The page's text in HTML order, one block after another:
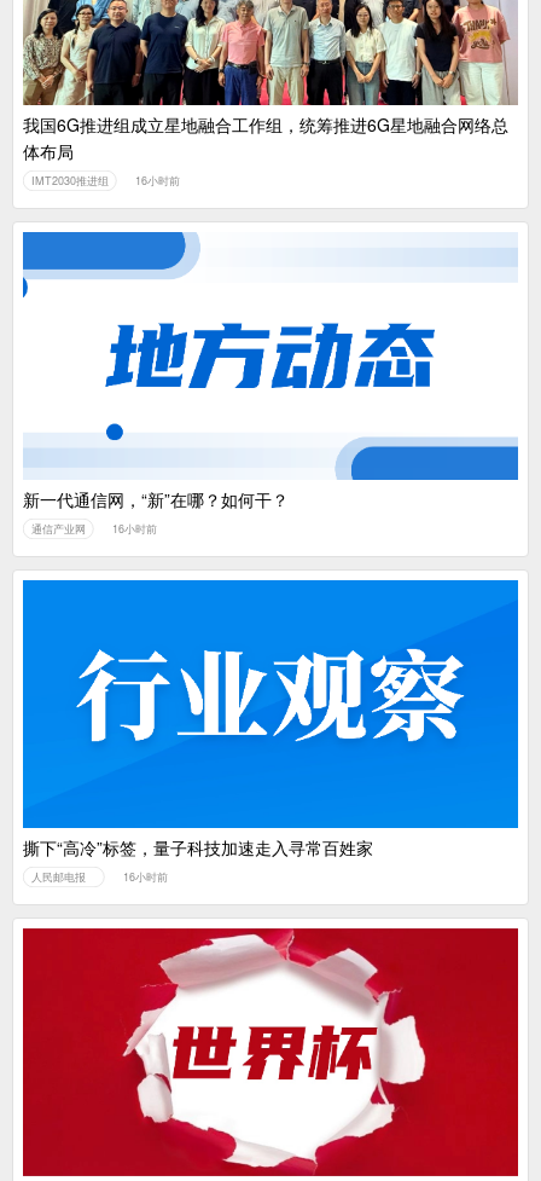
我国6G推进组成立星地融合工作组，统筹推进6G星地融合网络总
体布局
IMT2030推进组 16小时前
新一代通信网，“新”在哪？如何干？
通信产业网 16小时前
撕下“高冷”标签，量子科技加速走入寻常百姓家
人民邮电报 16小时前